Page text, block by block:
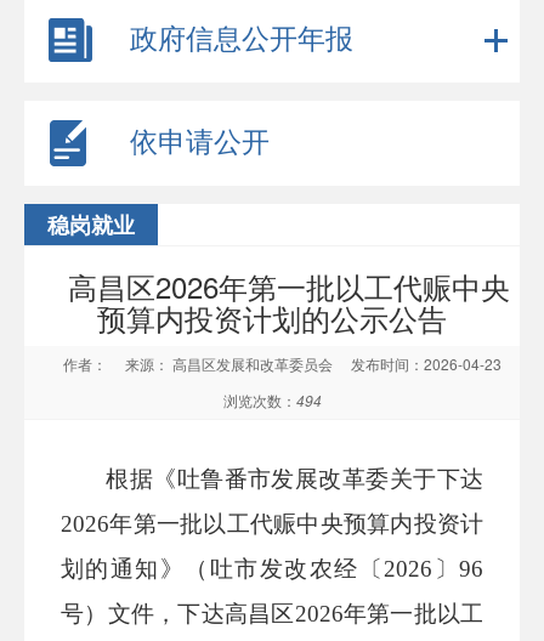
政府信息公开年报
依申请公开
稳岗就业
高昌区2026年第一批以工代赈中央
预算内投资计划的公示公告
作者： 来源： 高昌区发展和改革委员会
发布时间：2026-04-23
浏览次数： 494
根据《吐鲁番市发展改革委关于下达
2026年第一批以工代赈中央预算内投资计
划的通知》（吐市发改农经 〔 2026 〕96
号）文件，下达高昌区 2026年第一批以工